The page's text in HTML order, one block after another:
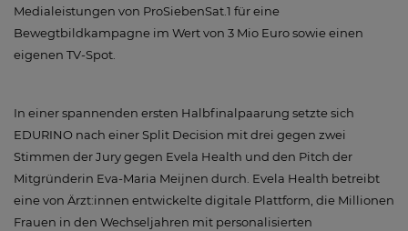
Medialeistungen von ProSiebenSat.1 für eine
Bewegtbildkampagne im Wert von 3 Mio Euro sowie einen
eigenen TV-Spot.
In einer spannenden ersten Halbfinalpaarung setzte sich
EDURINO nach einer Split Decision mit drei gegen zwei
Stimmen der Jury gegen Evela Health und den Pitch der
Mitgründerin Eva-Maria Meijnen durch. Evela Health betreibt
eine von Ärzt:innen entwickelte digitale Plattform, die Millionen
Frauen in den Wechseljahren mit personalisierten